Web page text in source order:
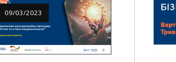
09/03/2023